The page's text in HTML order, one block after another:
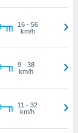
16- 56
km/h
9- 38
km/h
11 - 32
km/h